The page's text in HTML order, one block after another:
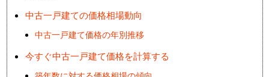
中古一戸建ての価格相場動向
中古一戸建て価格の年別推移
今すぐ中古一戸建て価格を計算する